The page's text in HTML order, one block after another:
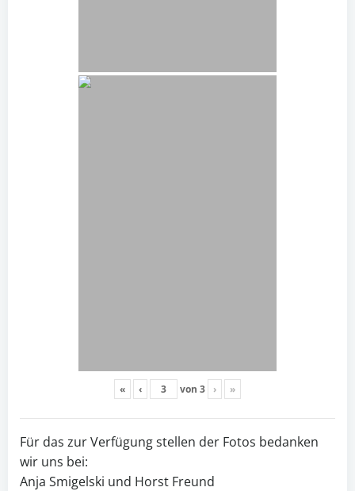
« ‹ von 3 › »
Für das zur Verfügung stellen der Fotos bedanken
wir uns bei:
Anja Smigelski und Horst Freund